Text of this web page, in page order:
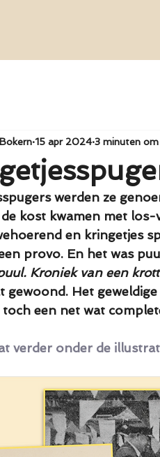
15 apr 2024 3 minuten
werden ze
kost kwamen met los-
en kringetjes
provo. En het was
Kroniek van een
gewoond. Het
toch een net wat
verder onder de